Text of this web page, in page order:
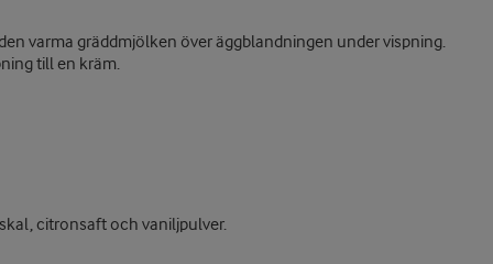
varma gräddmjölken över äggblandningen under vispning.
till en kräm.
citronsaft och vaniljpulver.